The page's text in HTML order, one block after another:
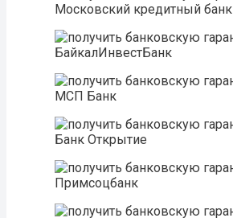
Московский кредитный банк
БайкалИнвестБанк
МСП Банк
Банк Открытие
Примсоцбанк